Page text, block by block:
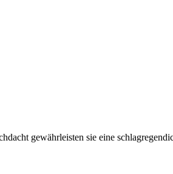
gewährleisten sie eine